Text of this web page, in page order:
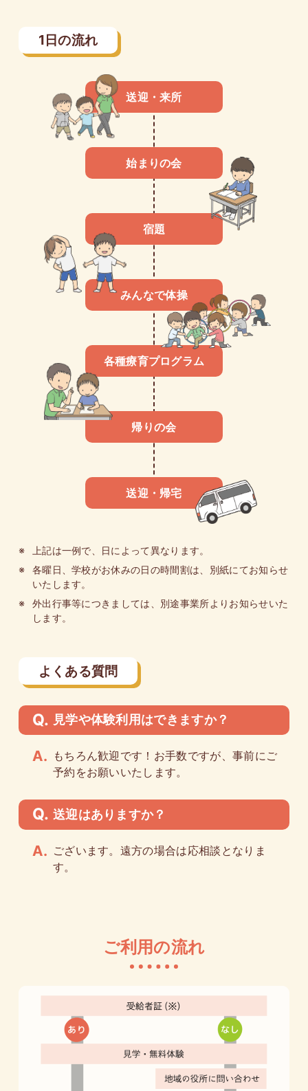
1日の流れ
送迎・来所
始まりの会
宿題
みんなで体操
各種療育プログラム
帰りの会
送迎・帰宅
上記は一例で、日によって異なります。
各曜日、学校がお休みの日の時間割は、別紙にてお知らせ
いたします。
外出行事等につきましては、別途事業所よりお知らせいた
します。
よくある質問
見学や体験利用はできますか？
もちろん歓迎です！お手数ですが、事前にご
予約をお願いいたします。
送迎はありますか？
ございます。遠方の場合は応相談となりま
す。
ご利用の流れ